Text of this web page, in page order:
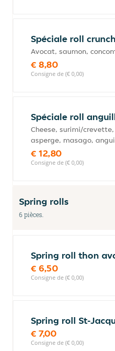
Spéciale roll
Avocat, saumon,
€ 8,80
Consigne de (€ 0,00)
Spéciale roll
Cheese, surimi/
asperge, masago,
€ 12,80
Consigne de (€ 0,00)
Spring rolls
6 pièces.
Spring roll thon
€ 6,50
Consigne de (€ 0,00)
Spring roll St-
€ 7,00
Consigne de (€ 0,00)